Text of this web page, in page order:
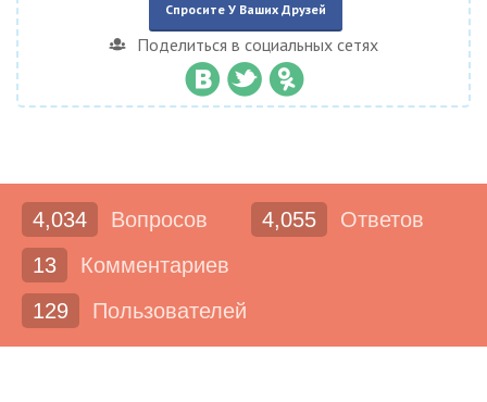
Спросите У Ваших Друзей
Поделиться в социальных сетях
4,034 Вопросов 4,055
Ответов
13
Комментариев
129
Пользователей